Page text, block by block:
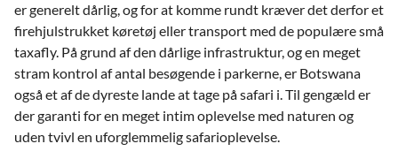
er generelt dårlig, og for at komme rundt kræver det derfor et
firehjulstrukket køretøj eller transport med de populære små
taxafly. På grund af den dårlige infrastruktur, og en meget
stram kontrol af antal besøgende i parkerne, er Botswana
også et af de dyreste lande at tage på safari i. Til gengæld er
der garanti for en meget intim oplevelse med naturen og
uden tvivl en uforglemmelig safarioplevelse.